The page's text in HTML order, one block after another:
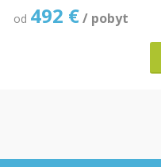
od 492 € / pobyt